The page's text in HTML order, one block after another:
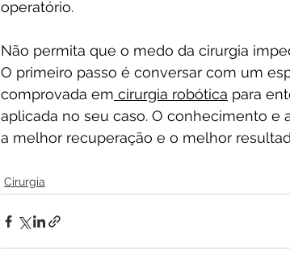
operatório.
Não permita que o medo da cirurgia
O primeiro passo é conversar com um
comprovada em cirurgia robótica para
aplicada no seu caso. O conhecimento e
a melhor recuperação e o melhor
Cirurgia